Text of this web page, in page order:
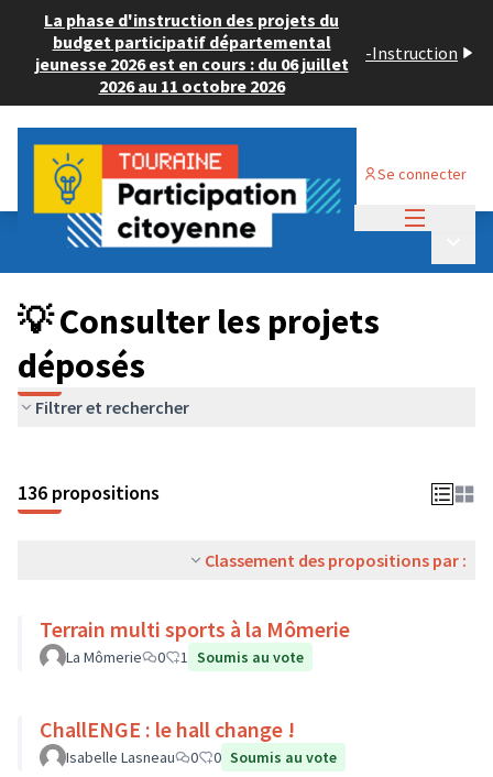
La phase d'instruction des projets du
budget participatif départemental
jeunesse 2026 est en cours : du 06 juillet
2026 au 11 octobre 2026
-Instruction
Se connecter
Budget Participatif JEUNESSE 2024
💡 Consulter les projets déposés
💡 Consulter les projets
déposés
Filtrer et rechercher
136 propositions
Classement des propositions par :
Terrain multi sports à la Mômerie
La Mômerie 0 1 Soumis au vote
ChallENGE : le hall change !
Isabelle Lasneau 0 0 Soumis au vote